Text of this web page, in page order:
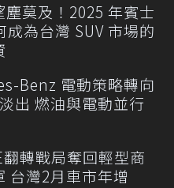
塵莫及！2025 年賓士
成為台灣 SUV 市場的
Benz 電動策略轉向
出 燃油與電動並行
翻轉戰局奪回輕型商
台灣2月車市年增